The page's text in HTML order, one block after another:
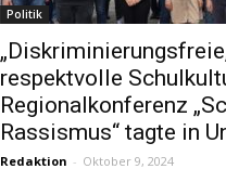
Politik
respektvolle
Regionalkonferenz
Rassismus“ tagte in
Redaktion - Oktober 9, 2024